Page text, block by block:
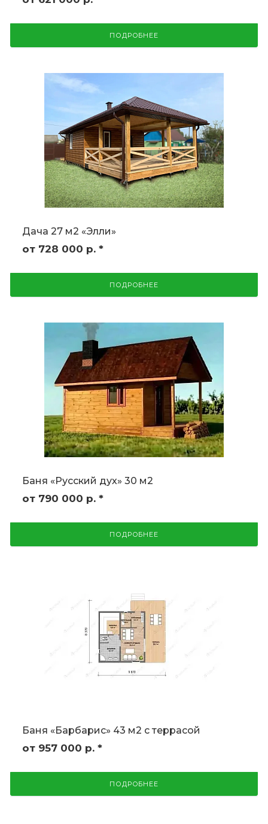
ПОДРОБНЕЕ
Дача 27 м2 «Элли»
от 728 000 р. *
ПОДРОБНЕЕ
Баня «Русский дух» 30 м2
от 790 000 р. *
ПОДРОБНЕЕ
Баня «Барбарис» 43 м2 с террасой
от 957 000 р. *
ПОДРОБНЕЕ